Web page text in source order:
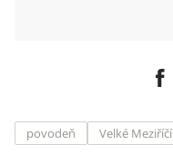
povodeň Velké Meziříčí